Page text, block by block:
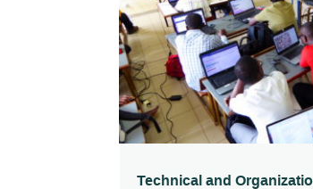
Technical and